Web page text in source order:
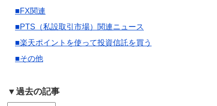
■FX関連
■PTS（私設取引市場）関連ニュース
■楽天ポイントを使って投資信託を買う
■その他
▼過去の記事